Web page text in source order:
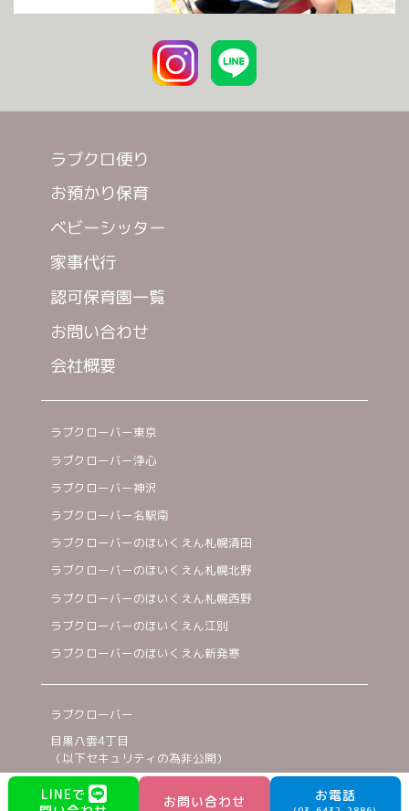
ラブクロ便り
お預かり保育
ベビーシッター
家事代行
認可保育園一覧
お問い合わせ
会社概要
ラブクローバー東京
ラブクローバー浄心
ラブクローバー神沢
ラブクローバー名駅南
ラブクローバーのほいくえん札幌清田
ラブクローバーのほいくえん札幌北野
ラブクローバーのほいくえん札幌西野
ラブクローバーのほいくえん江別
ラブクローバーのほいくえん新発寒
ラブクローバー
目黒八雲4丁目
（以下セキュリティの為非公開）
03-6432-2886
LINEで
お問い合わせ お電話